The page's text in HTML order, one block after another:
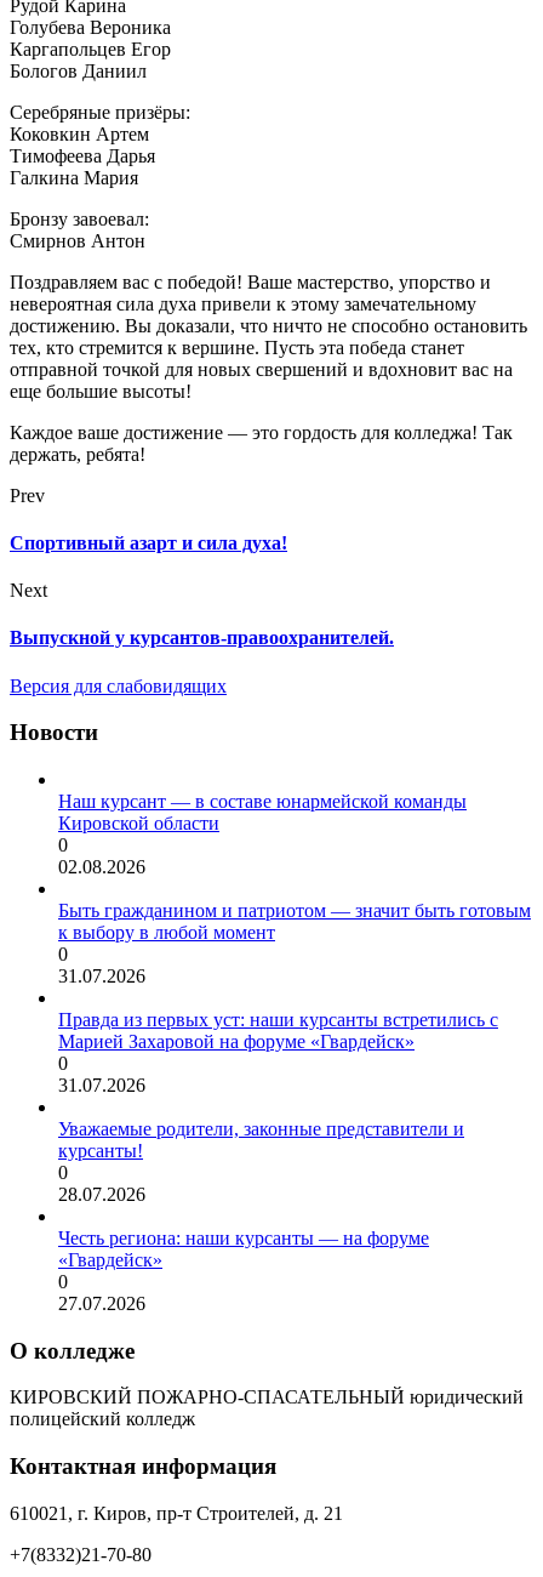
Рудой Карина
Голубева Вероника
Каргапольцев Егор
Бологов Даниил
Серебряные призёры:
Коковкин Артем
Тимофеева Дарья
Галкина Мария
Бронзу завоевал:
Смирнов Антон
Поздравляем вас с победой! Ваше мастерство, упорство и
невероятная сила духа привели к этому замечательному
достижению. Вы доказали, что ничто не способно остановить
тех, кто стремится к вершине. Пусть эта победа станет
отправной точкой для новых свершений и вдохновит вас на
еще большие высоты!
Каждое ваше достижение — это гордость для колледжа! Так
держать, ребята!
Prev
Спортивный азарт и сила духа!
Next
Выпускной у курсантов-правоохранителей.
Версия для слабовидящих
Новости
Наш курсант — в составе юнармейской команды
Кировской области
0
02.08.2026
Быть гражданином и патриотом — значит быть готовым
к выбору в любой момент
0
31.07.2026
Правда из первых уст: наши курсанты встретились с
Марией Захаровой на форуме «Гвардейск»
0
31.07.2026
Уважаемые родители, законные представители и
курсанты!
0
28.07.2026
Честь региона: наши курсанты — на форуме
«Гвардейск»
0
27.07.2026
О колледже
КИРОВСКИЙ ПОЖАРНО-СПАСАТЕЛЬНЫЙ юридический
полицейский колледж
Контактная информация
610021, г. Киров, пр-т Строителей, д. 21
+7(8332)21-70-80